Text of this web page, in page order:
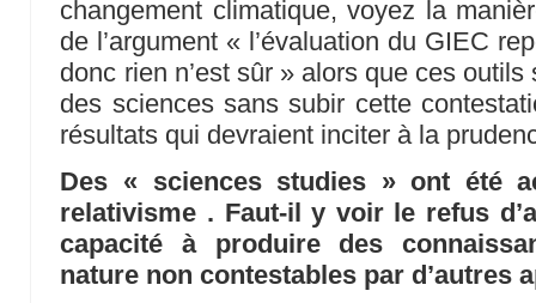
changement climatique, voyez la
de l’argument « l’évaluation du GIEC
donc rien n’est sûr » alors que ces
des sciences sans subir cette
résultats qui devraient inciter à la
Des « sciences studies » ont été
relativisme . Faut-il y voir le refus
capacité à produire des
nature non contestables par d’autres